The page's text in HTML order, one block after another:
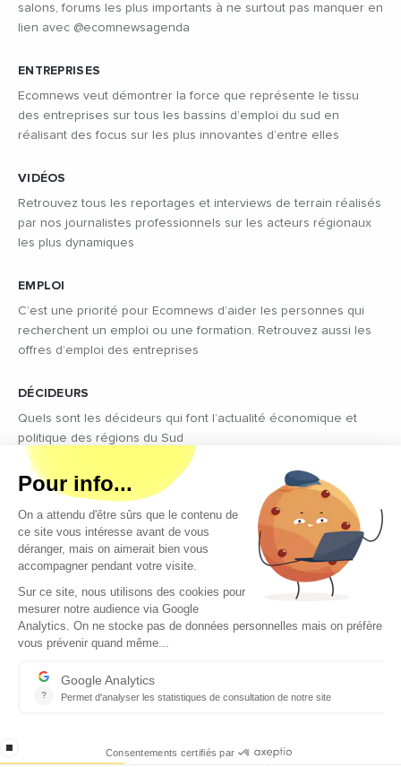
salons, forums les plus importants à ne surtout pas manquer en
lien avec @ecomnewsagenda
ENTREPRISES
Ecomnews veut démontrer la force que représente le tissu
des entreprises sur tous les bassins d’emploi du sud en
réalisant des focus sur les plus innovantes d’entre elles
VIDÉOS
Retrouvez tous les reportages et interviews de terrain réalisés
par nos journalistes professionnels sur les acteurs régionaux
les plus dynamiques
EMPLOI
C’est une priorité pour Ecomnews d’aider les personnes qui
recherchent un emploi ou une formation. Retrouvez aussi les
offres d’emploi des entreprises
DÉCIDEURS
Quels sont les décideurs qui font l’actualité économique et
politique des régions du Sud
Copyright © 2026 - Tous droits réservés
Qui sommes-nous ?
Contact
Conditions générales d’utilisation